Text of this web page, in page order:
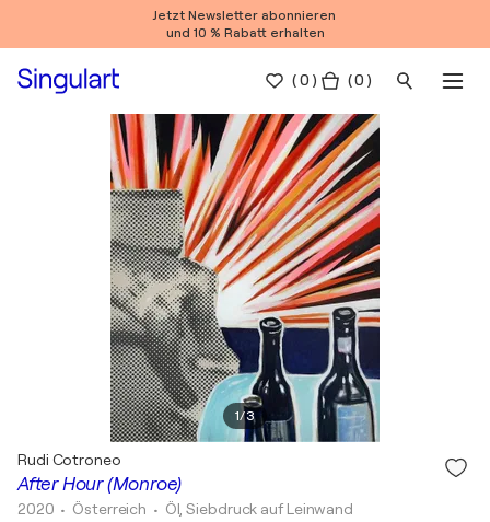
Jetzt Newsletter abonnieren
und 10 % Rabatt erhalten
(0 ) ( 0 )
1/3
After Hour (Monroe)
Rudi Cotroneo
2020 • Österreich • Öl, Siebdruck auf Leinwand